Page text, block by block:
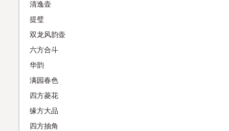
清逸壶
提璧
双龙风韵壶
六方合斗
华韵
满园春色
四方菱花
缘方大品
四方抽角